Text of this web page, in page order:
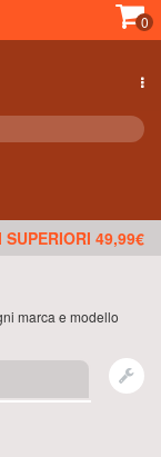
0
SUPERIORI 49,99€
marca e modello